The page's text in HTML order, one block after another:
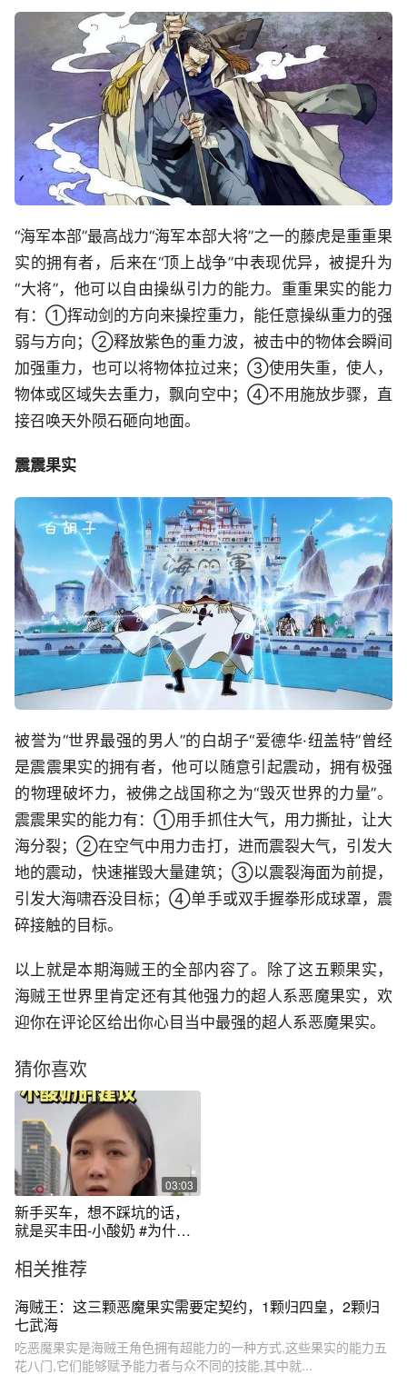
“海军本部”最高战力“海军本部大将”之一的藤虎是重重果
实的拥有者，后来在“顶上战争”中表现优异，被提升为
“大将”，他可以自由操纵引力的能力。重重果实的能力
有：①挥动剑的方向来操控重力，能任意操纵重力的强
弱与方向；②释放紫色的重力波，被击中的物体会瞬间
加强重力，也可以将物体拉过来；③使用失重，使人，
物体或区域失去重力，飘向空中；④不用施放步骤，直
接召唤天外陨石砸向地面。
震震果实
被誉为“世界最强的男人”的白胡子“爱德华·纽盖特”曾经
是震震果实的拥有者，他可以随意引起震动，拥有极强
的物理破坏力，被佛之战国称之为“毁灭世界的力量”。
震震果实的能力有：①用手抓住大气，用力撕扯，让大
海分裂；②在空气中用力击打，进而震裂大气，引发大
地的震动，快速摧毁大量建筑；③以震裂海面为前提，
引发大海啸吞没目标；④单手或双手握拳形成球罩，震
碎接触的目标。
以上就是本期海贼王的全部内容了。除了这五颗果实，
海贼王世界里肯定还有其他强力的超人系恶魔果实，欢
迎你在评论区给出你心目当中最强的超人系恶魔果实。
猜你喜欢
03:03
新手买车，想不踩坑的话，
就是买丰田-小酸奶 #为什么
混动 #一汽丰田智电时代更优
解
相关推荐
海贼王：这三颗恶魔果实需要定契约，1颗归四皇，2颗归
七武海
吃恶魔果实是海贼王角色拥有超能力的一种方式,这些果实的能力五
花八门,它们能够赋予能力者与众不同的技能,其中就...